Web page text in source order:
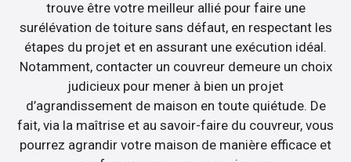
trouve être votre meilleur allié pour faire une
surélévation de toiture sans défaut, en respectant les
étapes du projet et en assurant une exécution idéal.
Notamment, contacter un couvreur demeure un choix
judicieux pour mener à bien un projet
d’agrandissement de maison en toute quiétude. De
fait, via la maîtrise et au savoir-faire du couvreur, vous
pourrez agrandir votre maison de manière efficace et